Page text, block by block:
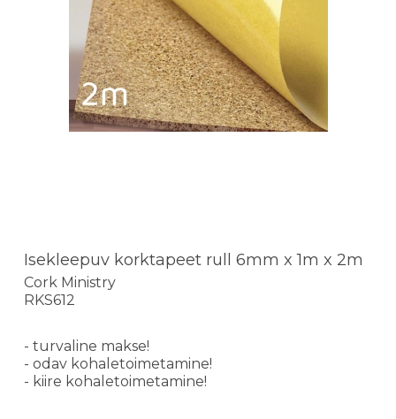
Isekleepuv korktapeet rull 6mm x 1m x 2m
Cork Ministry
RKS612
- turvaline makse!
- odav kohaletoimetamine!
- kiire kohaletoimetamine!